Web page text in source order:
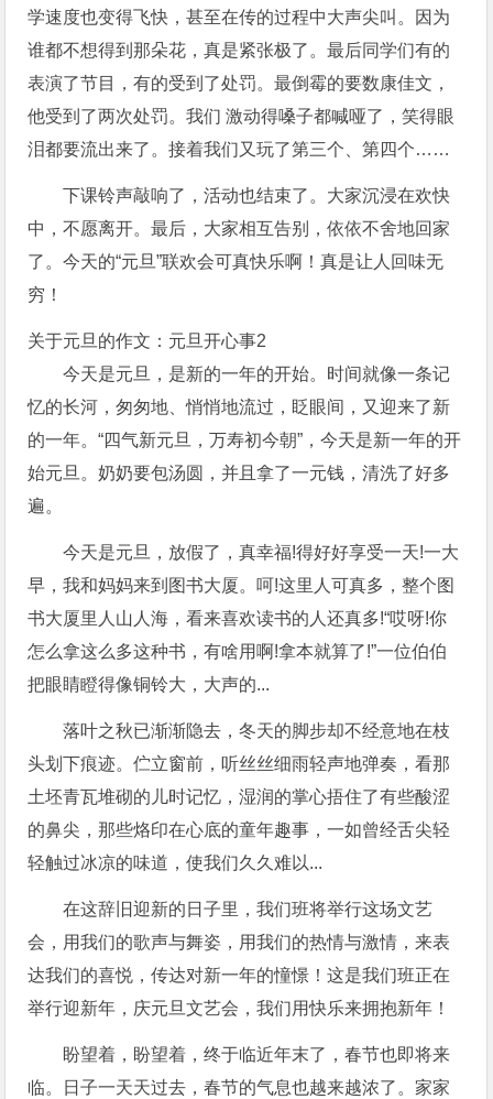
学速度也变得飞快，甚至在传的过程中大声尖叫。因为
谁都不想得到那朵花，真是紧张极了。最后同学们有的
表演了节目，有的受到了处罚。最倒霉的要数康佳文，
他受到了两次处罚。我们 激动得嗓子都喊哑了，笑得眼
泪都要流出来了。接着我们又玩了第三个、第四个……
下课铃声敲响了，活动也结束了。大家沉浸在欢快
中，不愿离开。最后，大家相互告别，依依不舍地回家
了。今天的“元旦”联欢会可真快乐啊！真是让人回味无
穷！
关于元旦的作文：元旦开心事2
今天是元旦，是新的一年的开始。时间就像一条记
忆的长河，匆匆地、悄悄地流过，眨眼间，又迎来了新
的一年。“四气新元旦，万寿初今朝”，今天是新一年的开
始元旦。奶奶要包汤圆，并且拿了一元钱，清洗了好多
遍。
今天是元旦，放假了，真幸福!得好好享受一天!一大
早，我和妈妈来到图书大厦。呵!这里人可真多，整个图
书大厦里人山人海，看来喜欢读书的人还真多!“哎呀!你
怎么拿这么多这种书，有啥用啊!拿本就算了!”一位伯伯
把眼睛瞪得像铜铃大，大声的...
落叶之秋已渐渐隐去，冬天的脚步却不经意地在枝
头划下痕迹。伫立窗前，听丝丝细雨轻声地弹奏，看那
土坯青瓦堆砌的儿时记忆，湿润的掌心捂住了有些酸涩
的鼻尖，那些烙印在心底的童年趣事，一如曾经舌尖轻
轻触过冰凉的味道，使我们久久难以...
在这辞旧迎新的日子里，我们班将举行这场文艺
会，用我们的歌声与舞姿，用我们的热情与激情，来表
达我们的喜悦，传达对新一年的憧憬！这是我们班正在
举行迎新年，庆元旦文艺会，我们用快乐来拥抱新年！
盼望着，盼望着，终于临近年末了，春节也即将来
临。日子一天天过去，春节的气息也越来越浓了。家家